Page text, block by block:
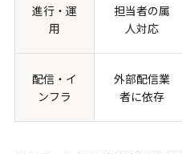
進行・運
用
担当者の属
人対応
配信・イ
ンフラ
外部配信業
者に依存